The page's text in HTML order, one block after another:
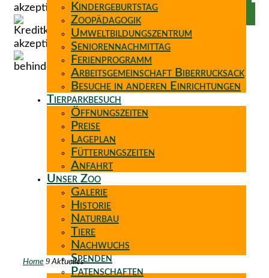
Kindergeburtstag
Zoopädagogik
Umweltbildungszentrum
Seniorennachmittag
Ferienprogramm
Arbeitsgemeinschaft Biberrucksack
Besuche in anderen Einrichtungen
Tierparkbesuch
Öffnungszeiten
Preise
Lageplan
Fütterungszeiten
Anfahrt
Unser Zoo
Galerie
Historie
Naturbau
Tiere
Nachwuchs
Spenden
Patenschaften
Home 9 Aktuelles